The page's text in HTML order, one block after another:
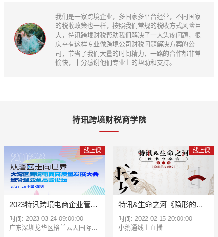
我们是一家跨境企业，多国家多平台经营，不同国家
的税收政策也一样，按照我们常规的税收方式风险巨
大，特讯跨境财税帮助我们解决了一大头疼问题，很
庆幸有这样专业做跨境公司财税问题解决方案的公
司，节省了我们大量的时间精力，一路的合作都非常
愉快，十分感谢他们专业上的帮助和支持。
特讯跨境财税商学院
线上课
2023特讯跨境电商企业管理
时间: 2023-03-24 09:00:00
广东深圳龙华区格兰云天国际酒店（观澜店）
线上课
特讯&生命之河《隐形的权
类家族企业专题分享（十）
时间: 2022-02-15 20:00:00
小鹅通线上直播